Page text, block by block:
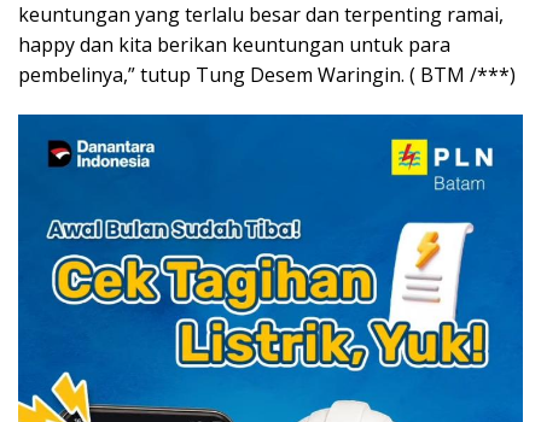
keuntungan yang terlalu besar dan terpenting ramai,
happy dan kita berikan keuntungan untuk para
pembelinya,” tutup Tung Desem Waringin. ( BTM /***)